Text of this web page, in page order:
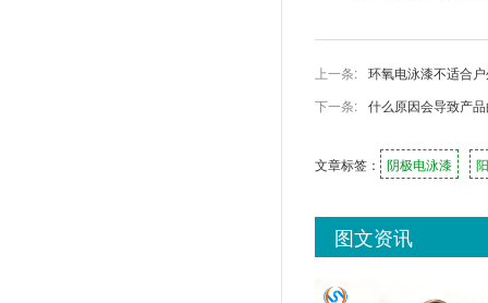
上一条: 环氧电泳漆不适合
下一条: 什么原因会导致产
文章标签： 阴极电泳漆
图文资讯